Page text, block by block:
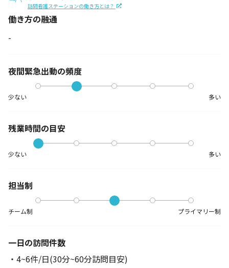
訪問看護ステーションの働き方とは？
働き方の融通
-
夜間緊急出動の頻度
少ない 多い
残業時間の目安
少ない 多い
担当制
チーム制 プライマリー制
一日の訪問件数
・4~6件/日(30分~60分訪問目安)